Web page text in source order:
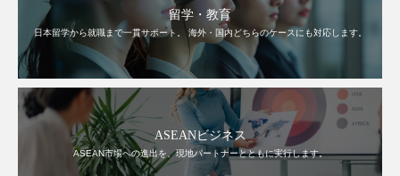
留学・教育
日本留学から就職まで一貫サポート。 海外・国内どちらのケースにも対応します。
ASEANビジネス
ASEAN市場への進出を、現地パートナーとともに実行します。